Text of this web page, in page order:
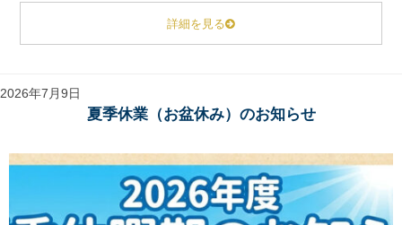
詳細を見る
2026年7月9日
夏季休業（お盆休み）のお知らせ